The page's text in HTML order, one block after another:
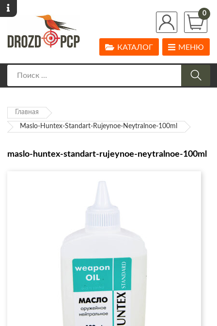
0
МЕНЮ
КАТАЛОГ
Главная
Maslo-Huntex-Standart-Rujeynoe-Neytralnoe-100ml
maslo-huntex-standart-rujeynoe-neytralnoe-100ml